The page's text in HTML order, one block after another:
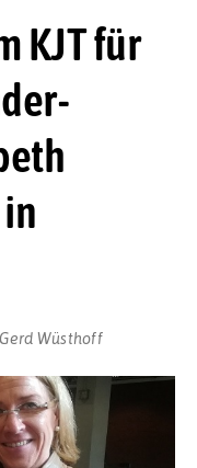
KJT für
Gerd Wüsthoff